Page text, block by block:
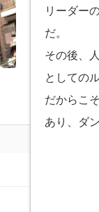
リーダー
だ。
その後、
としての
だからこ
あり、ダ